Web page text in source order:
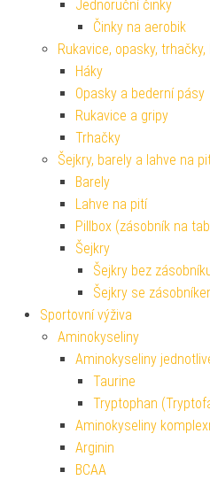
Jednoruční činky
Činky na aerobik
Rukavice, opasky,
Háky
Opasky a bederní pásy
Rukavice a gripy
Trhačky
Šejkry, barely a lahve na
Barely
Lahve na pití
Pillbox (zásobník na
Šejkry
Šejkry bez
Šejkry se
Sportovní výživa
Aminokyseliny
Aminokyseliny
Taurine
Tryptophan
Aminokyseliny
Arginin
BCAA